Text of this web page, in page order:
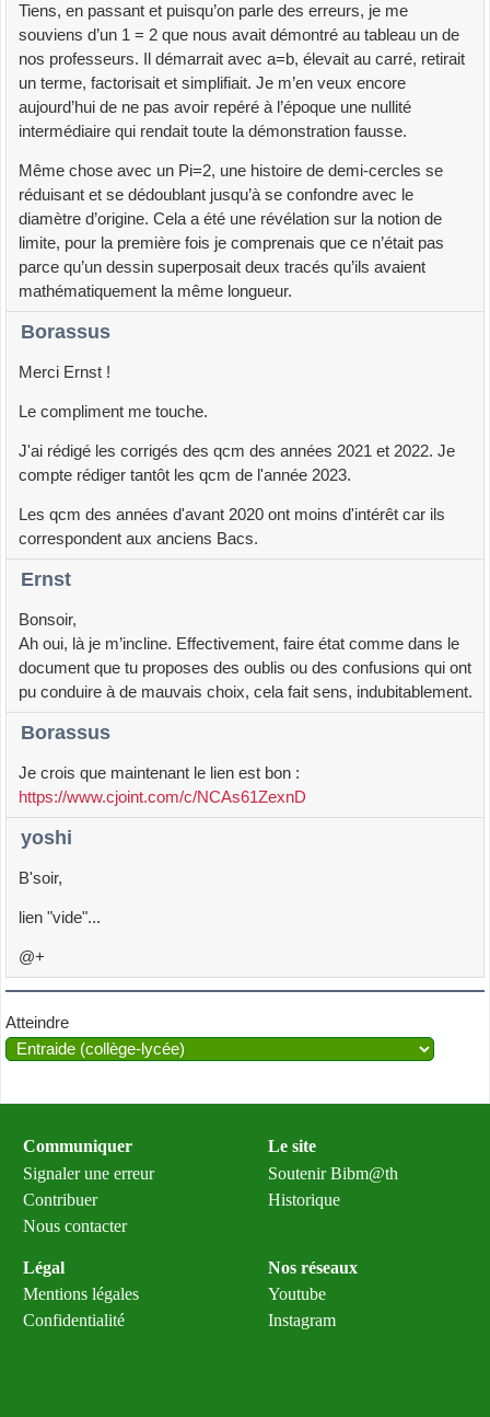
Tiens, en passant et puisqu’on parle des erreurs, je me
souviens d’un 1 = 2 que nous avait démontré au tableau un de
nos professeurs. Il démarrait avec a=b, élevait au carré, retirait
un terme, factorisait et simplifiait. Je m’en veux encore
aujourd’hui de ne pas avoir repéré à l’époque une nullité
intermédiaire qui rendait toute la démonstration fausse.
Même chose avec un Pi=2, une histoire de demi-cercles se
réduisant et se dédoublant jusqu’à se confondre avec le
diamètre d’origine. Cela a été une révélation sur la notion de
limite, pour la première fois je comprenais que ce n’était pas
parce qu’un dessin superposait deux tracés qu’ils avaient
mathématiquement la même longueur.
Borassus
Merci Ernst !
Le compliment me touche.
J'ai rédigé les corrigés des qcm des années 2021 et 2022. Je
compte rédiger tantôt les qcm de l'année 2023.
Les qcm des années d'avant 2020 ont moins d'intérêt car ils
correspondent aux anciens Bacs.
Ernst
Bonsoir,
Ah oui, là je m’incline. Effectivement, faire état comme dans le
document que tu proposes des oublis ou des confusions qui ont
pu conduire à de mauvais choix, cela fait sens, indubitablement.
Borassus
Je crois que maintenant le lien est bon :
https://www.cjoint.com/c/NCAs61ZexnD
yoshi
B'soir,
lien "vide"...
@+
Atteindre
Communiquer
Signaler une erreur
Contribuer
Nous contacter
Le site
Soutenir Bibm@th
Historique
Légal
Mentions légales
Confidentialité
Nos réseaux
Youtube
Instagram